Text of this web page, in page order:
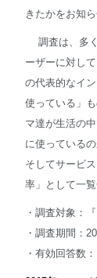
きたかをお知
調査は、多く
ーザーに対し
の代表的なイ
使っている」
マ達が生活の
に使っている
そしてサービ
率」として一覧
・調査対象：
・調査期間：
・有効回答数